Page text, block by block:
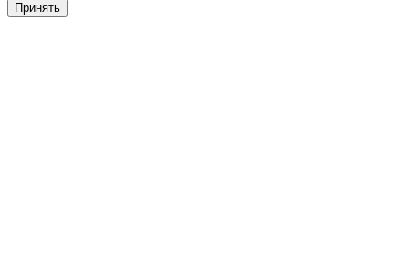
Принять